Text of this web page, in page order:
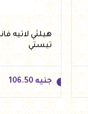
تيستي
جنيه 106.50